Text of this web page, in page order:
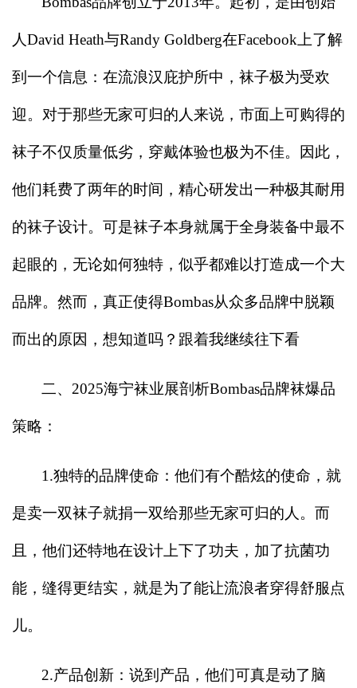
人David Heath与Randy Goldberg在Facebook上了解
到一个信息：在流浪汉庇护所中，袜子极为受欢
迎。对于那些无家可归的人来说，市面上可购得的
袜子不仅质量低劣，穿戴体验也极为不佳。因此，
他们耗费了两年的时间，精心研发出一种极其耐用
的袜子设计。可是袜子本身就属于全身装备中最不
起眼的，无论如何独特，似乎都难以打造成一个大
品牌。然而，真正使得Bombas从众多品牌中脱颖
而出的原因，想知道吗？跟着我继续往下看
二、2025海宁袜业展剖析Bombas品牌袜爆品
策略：
1.独特的品牌使命：他们有个酷炫的使命，就
是卖一双袜子就捐一双给那些无家可归的人。而
且，他们还特地在设计上下了功夫，加了抗菌功
能，缝得更结实，就是为了能让流浪者穿得舒服点
儿。
2.产品创新：说到产品，他们可真是动了脑